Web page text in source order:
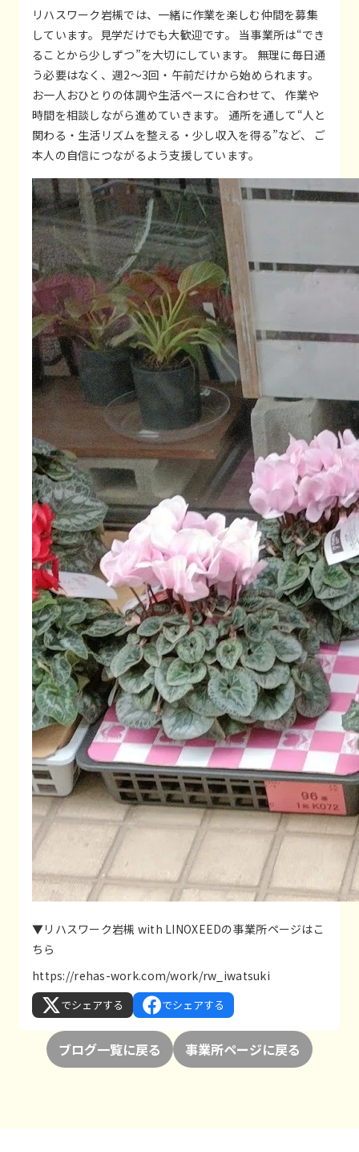
リハスワーク岩槻では、一緒に作業を楽しむ仲間を募集
しています。見学だけでも大歓迎です。 当事業所は“でき
ることから少しずつ”を大切にしています。 無理に毎日通
う必要はなく、週2〜3回・午前だけから始められます。
お一人おひとりの体調や生活ペースに合わせて、 作業や
時間を相談しながら進めていきます。 通所を通して“人と
関わる・生活リズムを整える・少し収入を得る”など、 ご
本人の自信につながるよう支援しています。
▼リハスワーク岩槻 with LINOXEEDの事業所ページはこ
ちら
https://rehas-work.com/work/rw_iwatsuki
でシェアする でシェアする
ブログ一覧に戻る 事業所ページに戻る